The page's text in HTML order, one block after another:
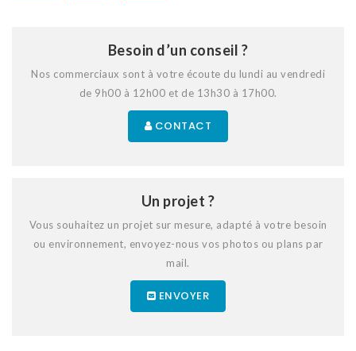
Besoin d’un conseil ?
Nos commerciaux sont à votre écoute du lundi au vendredi
de 9h00 à 12h00 et de 13h30 à 17h00.
CONTACT
Un projet ?
Vous souhaitez un projet sur mesure, adapté à votre besoin
ou environnement, envoyez-nous vos photos ou plans par
mail.
ENVOYER